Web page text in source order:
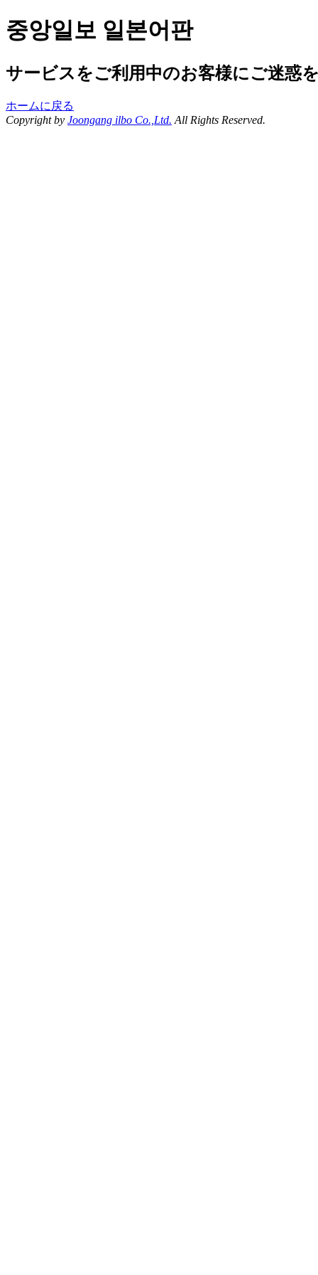
중앙일보 일본어판
サービスをご利用中のお客様にご迷惑
ホームに戻る
Copyright by Joongang ilbo Co.,Ltd. All Rights Reserved.